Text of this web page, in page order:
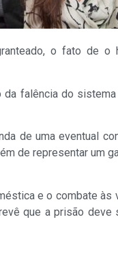
o fato de o
falência do
de uma eventual
de representar um
e o combate às
que a prisão deve